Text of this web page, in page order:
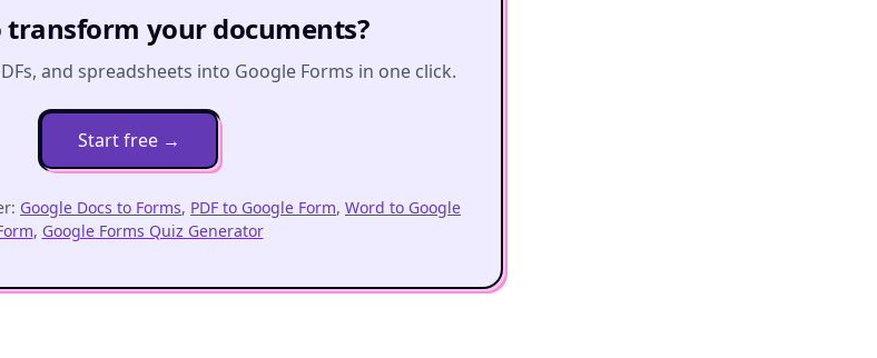
transform your documents?
and spreadsheets into Google Forms in one click.
Start free →
Google Docs to Forms, PDF to Google Form, Word to Google
, Google Forms Quiz Generator